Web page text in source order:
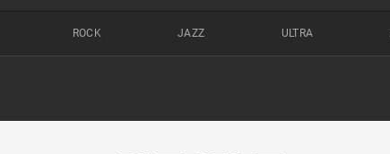
ROCK JAZZ ULTRA